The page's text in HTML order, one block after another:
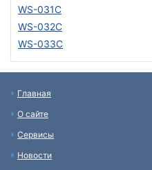
WS-031C
WS-032C
WS-033C
Главная
О сайте
Сервисы
Новости